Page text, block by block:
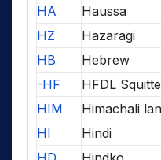
HA
Haussa
HZ
Hazaragi
HB
Hebrew
-HF
HFDL
HIM
Himachali
HI
Hindi